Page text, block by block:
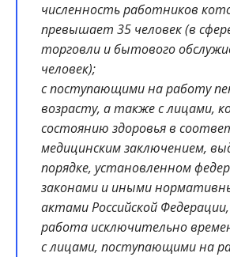
численность работников
превышает 35 человек (в
торговли и бытового
человек);
с поступающими на работу
возрасту, а также с лицами,
состоянию здоровья в
медицинским заключением,
порядке, установленном
законами и иными
актами Российской
работа исключительно
с лицами, поступающими на